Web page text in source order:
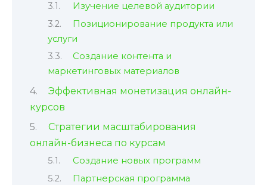
Изучение целевой аудитории
Позиционирование продукта или
услуги
Создание контента и
маркетинговых материалов
Эффективная монетизация онлайн-
курсов
Стратегии масштабирования
онлайн-бизнеса по курсам
Создание новых программ
Партнерская программа